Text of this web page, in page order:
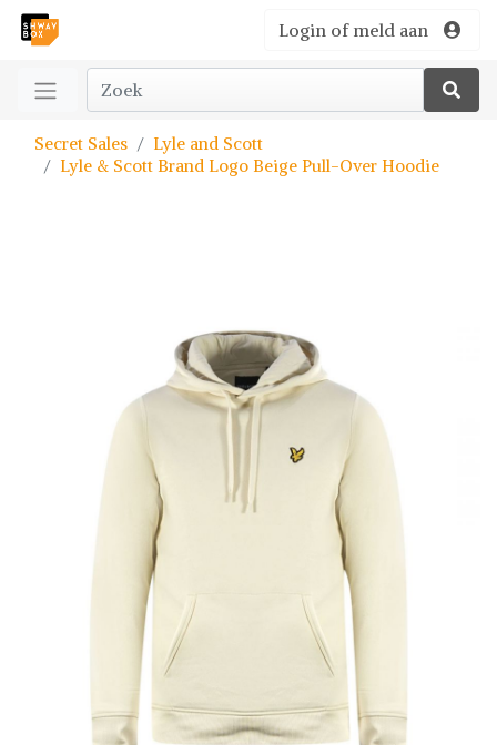
Login of meld aan
Secret Sales
Lyle and Scott
Lyle & Scott Brand Logo Beige Pull-Over Hoodie